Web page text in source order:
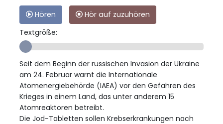
Hören
Hör auf zuzuhören
Textgröße:
Seit dem Beginn der russischen Invasion der Ukraine
am 24. Februar warnt die Internationale
Atomenergiebehörde (IAEA) vor den Gefahren des
Krieges in einem Land, das unter anderem 15
Atomreaktoren betreibt.
Die Jod-Tabletten sollen Krebserkrankungen nach